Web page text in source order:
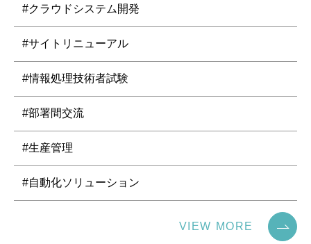
#クラウドシステム開発
#サイトリニューアル
#情報処理技術者試験
#部署間交流
#生産管理
#自動化ソリューション
VIEW MORE